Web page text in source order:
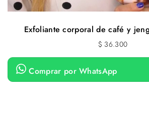
Exfoliante corporal de café y
$ 36.300
Comprar por WhatsApp